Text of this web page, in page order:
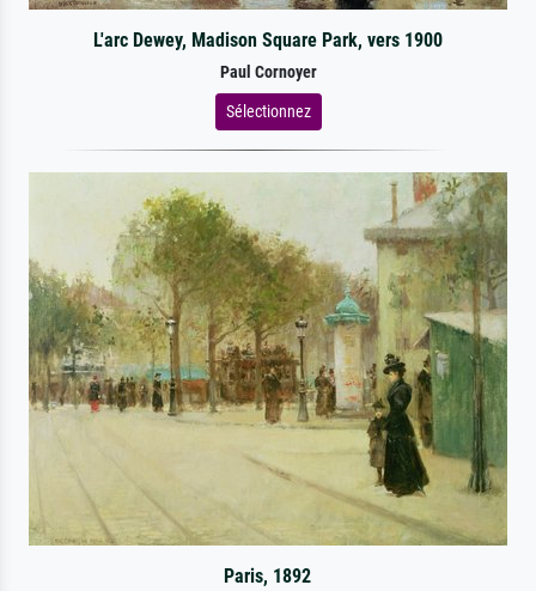
L'arc Dewey, Madison Square Park, vers 1900
Paul Cornoyer
Sélectionnez
Paris, 1892